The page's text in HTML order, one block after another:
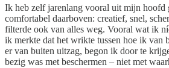
Ik heb zelf jarenlang vooral uit mijn hoofd
comfortabel daarboven: creatief, snel,
filterde ook van alles weg. Vooral wat ik
ik merkte dat het wrikte tussen hoe ik van
er van buiten uitzag, begon ik door te
bezig was met beschermen – niet met